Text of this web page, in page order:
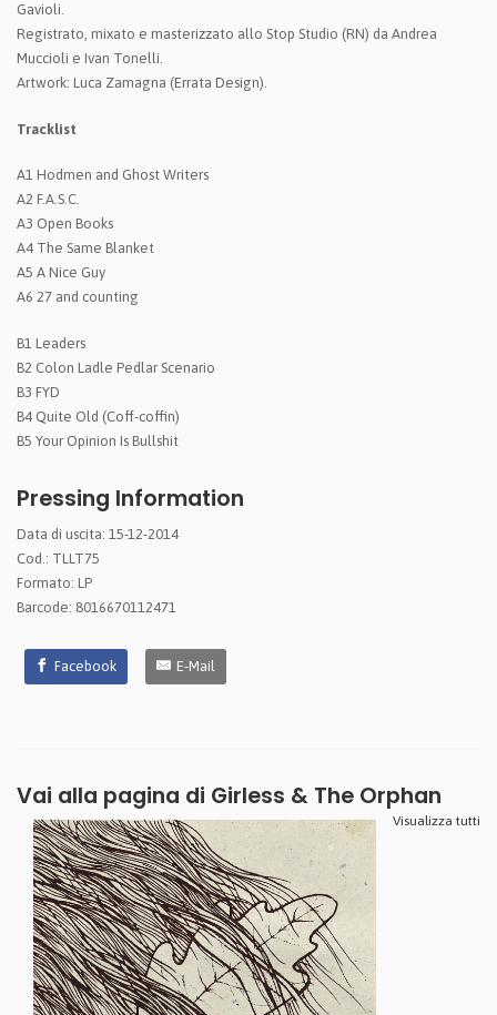
Gavioli.
Registrato, mixato e masterizzato allo Stop Studio (RN) da Andrea
Muccioli e Ivan Tonelli.
Artwork: Luca Zamagna (Errata Design).
Tracklist
A1 Hodmen and Ghost Writers
A2 F.A.S.C.
A3 Open Books
A4 The Same Blanket
A5 A Nice Guy
A6 27 and counting
B1 Leaders
B2 Colon Ladle Pedlar Scenario
B3 FYD
B4 Quite Old (Coff-coffin)
B5 Your Opinion Is Bullshit
Pressing Information
Data di uscita: 15-12-2014
Cod.: TLLT75
Formato: LP
Barcode: 8016670112471
Facebook E-Mail
Vai alla pagina di Girless & The Orphan
Visualizza tutti